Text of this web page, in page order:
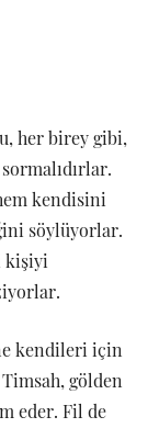
her birey gibi,
kendisini
söylüyorlar.
kişiyi
kendileri için
gölden
eder. Fil de